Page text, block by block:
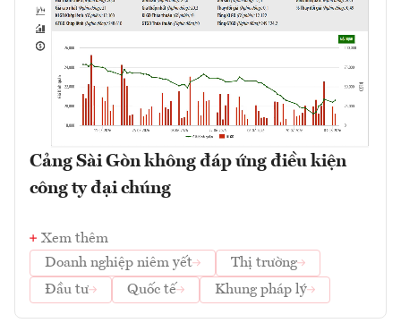
Cảng Sài Gòn không đáp ứng điều kiện
công ty đại chúng
Xem thêm
Doanh nghiệp niêm yết
Thị trường
Đầu tư
Quốc tế Khung pháp lý